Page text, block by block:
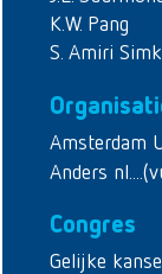
K.W. Pang
S. Amiri
Amsterdam
Anders
Congres
Gelijke